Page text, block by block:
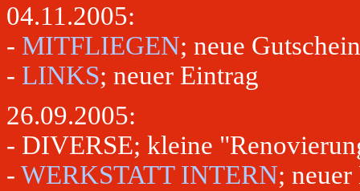
04.11.2005:
- MITFLIEGEN; neue
- LINKS; neuer Eintrag
26.09.2005:
- DIVERSE; kleine
- WERKSTATT INTERN;